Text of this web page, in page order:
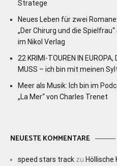
Stratege
Neues Leben für zwei
„Der Chirurg und die
im Nikol Verlag
22 KRIMI-TOUREN IN EUROPA,
MUSS – ich bin mit meinen
Meer als Musik: Ich bin im
„La Mer“ von Charles Trenet
NEUESTE KOMMENTARE
speed stars track zu